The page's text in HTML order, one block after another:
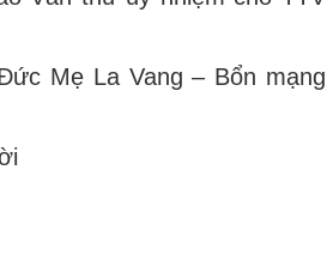
Mẹ La Vang – Bổn mạng